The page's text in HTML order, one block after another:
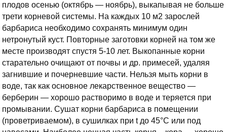
плодов осенью (октябрь — ноябрь), выкапывая не больше
трети корневой системы. На каждых 10 м2 зарослей
барбариса необходимо сохранять минимум один
нетронутый куст. Повторные заготовки корней на том же
месте производят спустя 5-10 лет. Выкопанные корни
старательно очищают от почвы и др. примесей, удаляя
загнившие и почерневшие части. Нельзя мыть корни в
воде, так как основное лекарственное вещество —
берберин — хорошо растворимо в воде и теряется при
промывании. Сушат корни барбариса в помещении
(проветриваемом), в сушилках при t до 45°C или под